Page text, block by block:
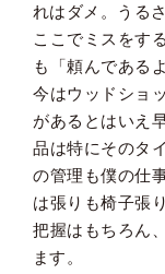
れはダメ。うる
ここでミスをす
も「頼んである
今はウッドショ
があるとはいえ
品は特にそのタ
の管理も僕の仕
は張りも椅子張
把握はもちろん
ます。